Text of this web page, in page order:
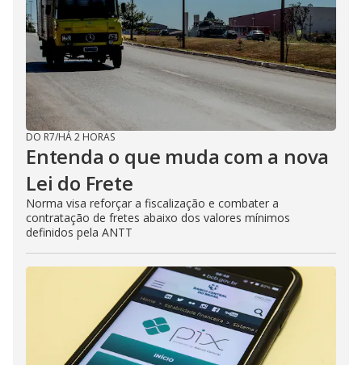
DO R7/HÁ 2 HORAS
Entenda o que muda com a nova
Lei do Frete
Norma visa reforçar a fiscalização e combater a
contratação de fretes abaixo dos valores mínimos
definidos pela ANTT